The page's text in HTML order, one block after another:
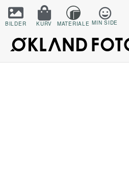
BILDER KURV MATERIALE MIN SIDE